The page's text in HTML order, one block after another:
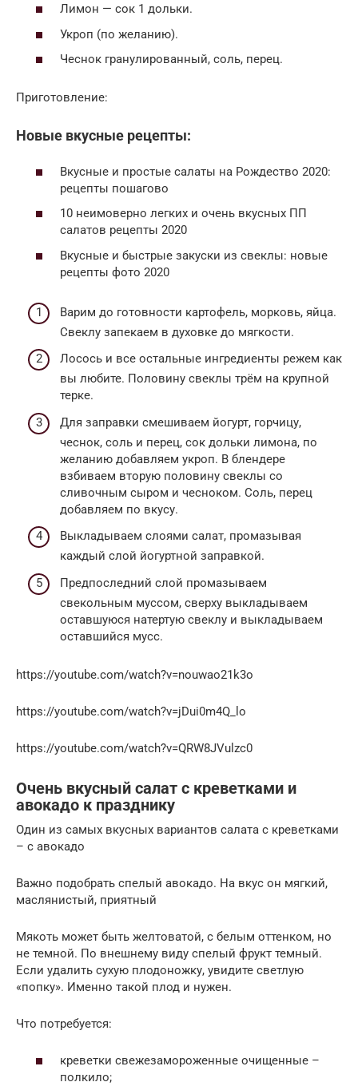
Лимон — сок 1 дольки.
Укроп (по желанию).
Чеснок гранулированный, соль, перец.
Приготовление:
Новые вкусные рецепты:
Вкусные и простые салаты на Рождество 2020:
рецепты пошагово
10 неимоверно легких и очень вкусных ПП
салатов рецепты 2020
Вкусные и быстрые закуски из свеклы: новые
рецепты фото 2020
Варим до готовности картофель, морковь, яйца.
Свеклу запекаем в духовке до мягкости.
Лосось и все остальные ингредиенты режем как
вы любите. Половину свеклы трём на крупной
терке.
Для заправки смешиваем йогурт, горчицу,
чеснок, соль и перец, сок дольки лимона, по
желанию добавляем укроп. В блендере
взбиваем вторую половину свеклы со
сливочным сыром и чесноком. Соль, перец
добавляем по вкусу.
Выкладываем слоями салат, промазывая
каждый слой йогуртной заправкой.
Предпоследний слой промазываем
свекольным муссом, сверху выкладываем
оставшуюся натертую свеклу и выкладываем
оставшийся мусс.
https://youtube.com/watch?v=nouwao21k3o
https://youtube.com/watch?v=jDui0m4Q_lo
https://youtube.com/watch?v=QRW8JVulzc0
Очень вкусный салат с креветками и
авокадо к празднику
Один из самых вкусных вариантов салата с креветками
– с авокадо
Важно подобрать спелый авокадо. На вкус он мягкий,
маслянистый, приятный
Мякоть может быть желтоватой, с белым оттенком, но
не темной. По внешнему виду спелый фрукт темный.
Если удалить сухую плодоножку, увидите светлую
«попку». Именно такой плод и нужен.
Что потребуется:
креветки свежезамороженные очищенные –
полкило;